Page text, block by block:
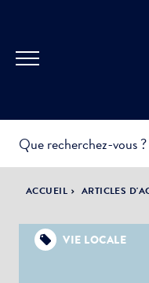
PRATIQUES &
DÉMARCHES
ACCUEIL ARTICLES
VIE LOCALE